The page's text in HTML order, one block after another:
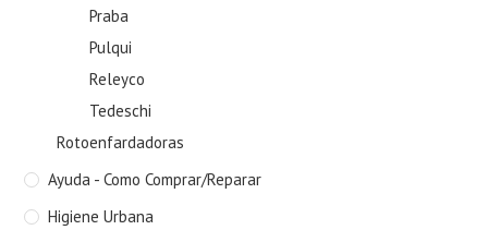
Praba
Pulqui
Releyco
Tedeschi
Rotoenfardadoras
Ayuda - Como Comprar/Reparar
Higiene Urbana